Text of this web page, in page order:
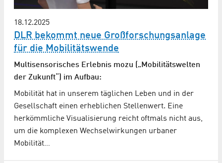
18.12.2025
DLR bekommt neue Großforschungsanlage
für die Mobilitätswende
Multisensorisches Erlebnis mozu („Mobilitätswelten
der Zukunft“) im Aufbau:
Mobilität hat in unserem täglichen Leben und in der
Gesellschaft einen erheblichen Stellenwert. Eine
herkömmliche Visualisierung reicht oftmals nicht aus,
um die komplexen Wechselwirkungen urbaner
Mobilität…